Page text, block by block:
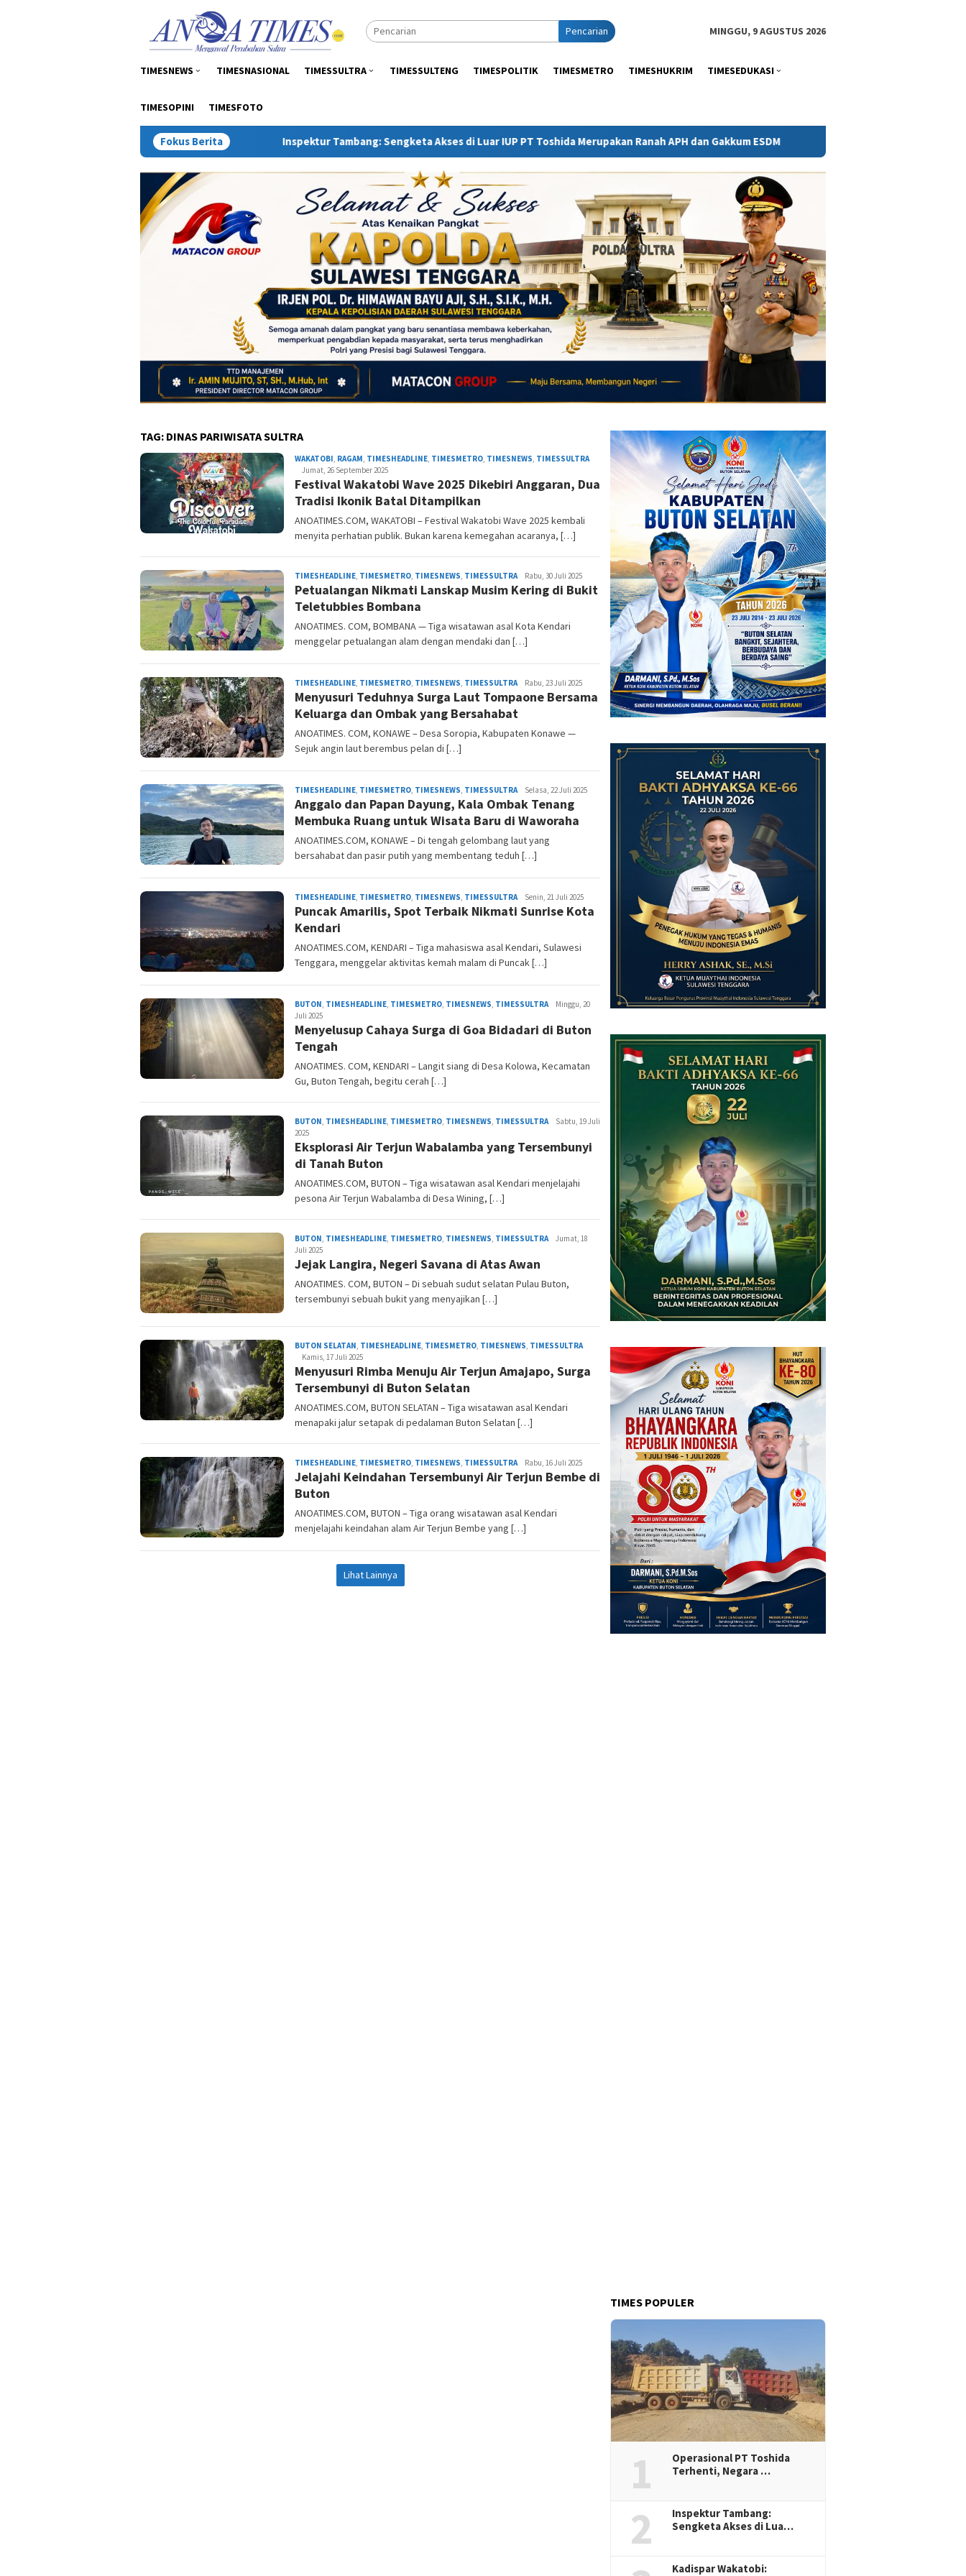
Pencarian MINGGU, 9 AGUSTUS 2026
TIMESNEWS TIMESNASIONAL TIMESSULTRA TIMESSULTENG TIMESPOLITIK TIMESMETRO TIMESHUKRIM TIMESEDUKASI
TIMESOPINI TIMESFOTO
Fokus Berita
Inspektur Tambang: Sengketa Akses di Luar IUP PT Toshida Merupakan Ranah APH dan Gakkum ESDM Kejati Sultra Telaah Laporan KPH Terkait Kontrak
TAG: DINAS PARIWISATA SULTRA
WAKATOBI RAGAM TIMESHEADLINE TIMESMETRO TIMESNEWS TIMESSULTRAAnoa
Jumat, 26 September 2025
Festival Wakatobi Wave 2025 Dikebiri Anggaran, Dua
Tradisi Ikonik Batal Ditampilkan
ANOATIMES.COM, WAKATOBI – Festival Wakatobi Wave 2025 kembali
menyita perhatian publik. Bukan karena kemegahan acaranya, […]
TIMESHEADLINE TIMESMETRO TIMESNEWS TIMESSULTRAAnoa
Times
Rabu, 30 Juli 2025
Petualangan Nikmati Lanskap Musim Kering di Bukit
Teletubbies Bombana
ANOATIMES. COM, BOMBANA — Tiga wisatawan asal Kota Kendari
menggelar petualangan alam dengan mendaki dan […]
TIMESHEADLINE TIMESMETRO TIMESNEWS TIMESSULTRAAnoa
Times
Rabu, 23 Juli 2025
Menyusuri Teduhnya Surga Laut Tompaone Bersama
Keluarga dan Ombak yang Bersahabat
ANOATIMES. COM, KONAWE – Desa Soropia, Kabupaten Konawe —
Sejuk angin laut berembus pelan di […]
TIMESHEADLINE TIMESMETRO TIMESNEWS TIMESSULTRAAnoa
Times
Selasa, 22 Juli 2025
Anggalo dan Papan Dayung, Kala Ombak Tenang
Membuka Ruang untuk Wisata Baru di Waworaha
ANOATIMES.COM, KONAWE – Di tengah gelombang laut yang
bersahabat dan pasir putih yang membentang teduh […]
TIMESHEADLINE TIMESMETRO TIMESNEWS TIMESSULTRAAnoa
Times
Senin, 21 Juli 2025
Puncak Amarilis, Spot Terbaik Nikmati Sunrise Kota
Kendari
ANOATIMES.COM, KENDARI – Tiga mahasiswa asal Kendari, Sulawesi
Tenggara, menggelar aktivitas kemah malam di Puncak […]
BUTON TIMESHEADLINE TIMESMETRO TIMESNEWS TIMESSULTRAAnoaMinggu, 20
Juli 2025
Menyelusup Cahaya Surga di Goa Bidadari di Buton
Tengah
ANOATIMES. COM, KENDARI – Langit siang di Desa Kolowa, Kecamatan
Gu, Buton Tengah, begitu cerah […]
BUTON TIMESHEADLINE TIMESMETRO TIMESNEWS TIMESSULTRAAnoaSabtu, 19 Juli
2025
Eksplorasi Air Terjun Wabalamba yang Tersembunyi
di Tanah Buton
ANOATIMES.COM, BUTON – Tiga wisatawan asal Kendari menjelajahi
pesona Air Terjun Wabalamba di Desa Wining, […]
BUTON TIMESHEADLINE TIMESMETRO TIMESNEWS TIMESSULTRAAnoaJumat, 18
Juli 2025
Jejak Langira, Negeri Savana di Atas Awan
ANOATIMES. COM, BUTON – Di sebuah sudut selatan Pulau Buton,
tersembunyi sebuah bukit yang menyajikan […]
BUTON SELATAN TIMESHEADLINE TIMESMETRO TIMESNEWS TIMESSULTRAAnoa
Kamis, 17 Juli 2025
Menyusuri Rimba Menuju Air Terjun Amajapo, Surga
Tersembunyi di Buton Selatan
ANOATIMES.COM, BUTON SELATAN – Tiga wisatawan asal Kendari
menapaki jalur setapak di pedalaman Buton Selatan […]
TIMESHEADLINE TIMESMETRO TIMESNEWS TIMESSULTRAAnoa
Times
Rabu, 16 Juli 2025
Jelajahi Keindahan Tersembunyi Air Terjun Bembe di
Buton
ANOATIMES.COM, BUTON – Tiga orang wisatawan asal Kendari
menjelajahi keindahan alam Air Terjun Bembe yang […]
Lihat Lainnya
TIMES POPULER
1
Operasional PT Toshida
Terhenti, Negara …
2
Inspektur Tambang:
Sengketa Akses di Lua…
Kadispar Wakatobi: